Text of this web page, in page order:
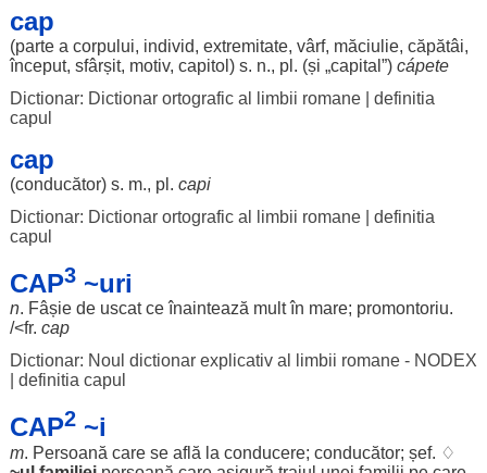
cap
(partea corpului, individ, extremitate, vârf, măciulie, căpătâi,
început, sfârșit, motiv, capitol ) s. n., pl. (și „capital ”) cápete
Dictionar: Dictionar ortografic al limbii romane| definitia
capul
cap
(conducător) s. m., pl. capi
Dictionar: Dictionar ortografic al limbii romane| definitia
capul
CAP3~uri
n. Fâșiede uscatceînaintează multîn mare; promontoriu.
/<fr. cap
Dictionar: Noul dictionar explicativ al limbii romane - NODEX
definitia capul
CAP2~i
m. Persoană care se află la conducere; conducător; șef. ♢